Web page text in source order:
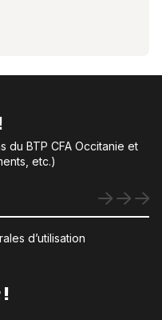
du BTP CFA Occitanie et
etc.)
d’utilisation